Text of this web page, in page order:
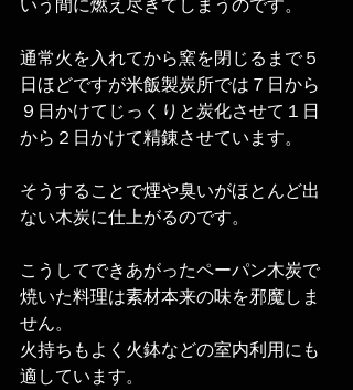
いう間に燃え尽きてしまうのです。
通常火を入れてから窯を閉じるまで５
日ほどですが米飯製炭所では７日から
９日かけてじっくりと炭化させて１日
から２日かけて精錬させています。
そうすることで煙や臭いがほとんど出
ない木炭に仕上がるのです。
こうしてできあがったペーパン木炭で
焼いた料理は素材本来の味を邪魔しま
せん。
火持ちもよく火鉢などの室内利用にも
適しています。